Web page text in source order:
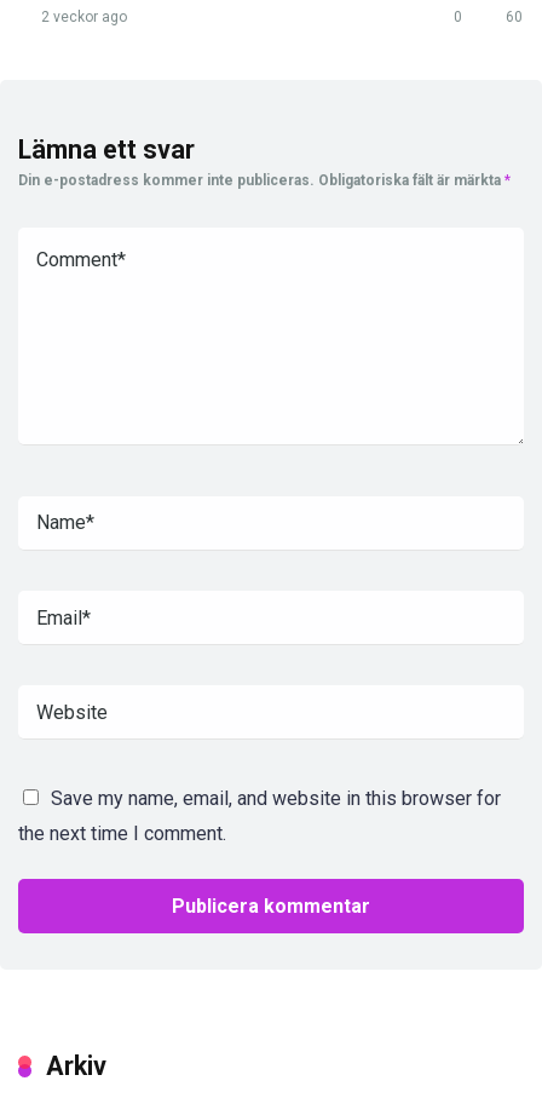
2 veckor ago 0 60
Lämna ett svar
Din e-postadress kommer inte publiceras. Obligatoriska fält är märkta *
Save my name, email, and website in this browser for
the next time I comment.
Arkiv